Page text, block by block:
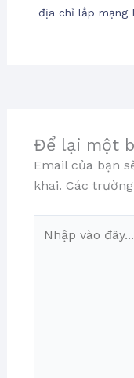
địa chỉ lắp mạng
Để lại một
Email của bạn
khai. Các
vào